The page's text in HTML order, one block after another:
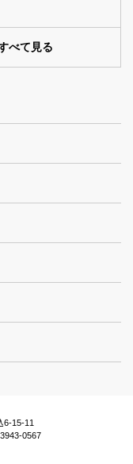
べて見る
6-15-11
0567